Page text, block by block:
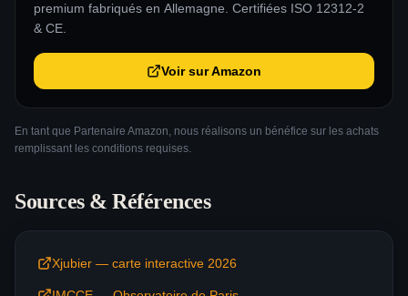
premium fabriqués en Allemagne. Certifiées ISO 12312-2
& CE.
Voir sur Amazon
En tant que Partenaire Amazon, nous réalisons un bénéfice sur les achats
remplissant les conditions requises.
Sources & Références
Xjubier — carte interactive 2026